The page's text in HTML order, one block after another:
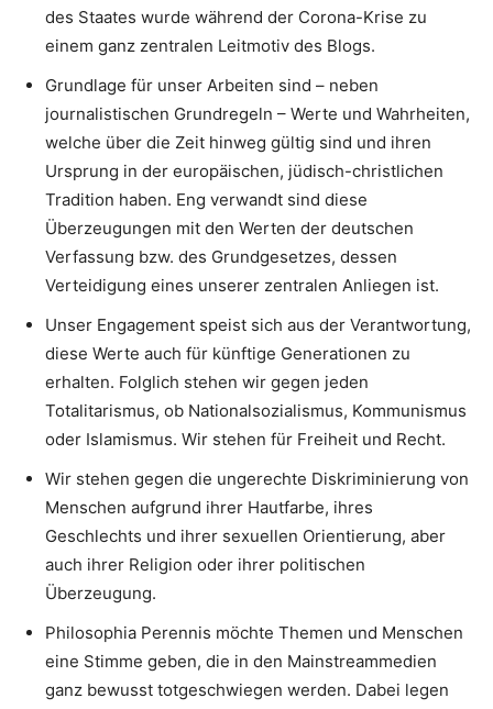
des Staates wurde während der Corona-Krise zu
einem ganz zentralen Leitmotiv des Blogs.
Grundlage für unser Arbeiten sind – neben
journalistischen Grundregeln – Werte und Wahrheiten,
welche über die Zeit hinweg gültig sind und ihren
Ursprung in der europäischen, jüdisch-christlichen
Tradition haben. Eng verwandt sind diese
Überzeugungen mit den Werten der deutschen
Verfassung bzw. des Grundgesetzes, dessen
Verteidigung eines unserer zentralen Anliegen ist.
Unser Engagement speist sich aus der Verantwortung,
diese Werte auch für künftige Generationen zu
erhalten. Folglich stehen wir gegen jeden
Totalitarismus, ob Nationalsozialismus, Kommunismus
oder Islamismus. Wir stehen für Freiheit und Recht.
Wir stehen gegen die ungerechte Diskriminierung von
Menschen aufgrund ihrer Hautfarbe, ihres
Geschlechts und ihrer sexuellen Orientierung, aber
auch ihrer Religion oder ihrer politischen
Überzeugung.
Philosophia Perennis möchte Themen und Menschen
eine Stimme geben, die in den Mainstreammedien
ganz bewusst totgeschwiegen werden. Dabei legen